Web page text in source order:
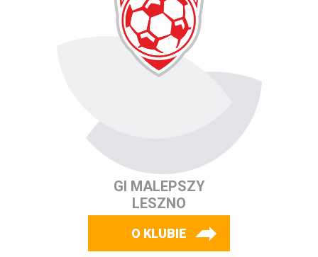
GI MALEPSZY
LESZNO
O KLUBIE